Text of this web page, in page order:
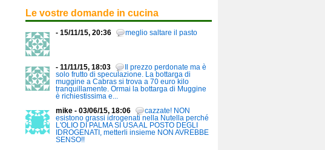
Le vostre domande in cucina
- 15/11/15, 20:36 meglio saltare il pasto
- 11/11/15, 18:03
Il prezzo perdonate ma è
solo frutto di speculazione. La bottarga di
muggine a Cabras si trova a 70 euro kilo
tranquillamente. Ormai la bottarga di Muggine
è richiestissima e...
mike - 03/06/15, 18:06
cazzate! NON
esistono grassi idrogenati nella Nutella perché
L'OLIO DI PALMA SI USA AL POSTO DEGLI
IDROGENATI, metterli insieme NON AVREBBE
SENSO!!